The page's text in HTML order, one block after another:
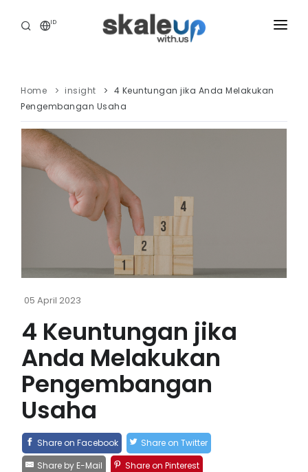
ID
BUSINESS HEALTH SCANNING
HOW WE HELP
INSIGHT
ABOUT
TOOLS ASSESSMENT
Home insight
4 Keuntungan jika Anda Melakukan
Pengembangan Usaha
05 April 2023
4 Keuntungan jika
Anda Melakukan
Pengembangan
Usaha
Share on Facebook
Share on Twitter
Share by E-Mail
Share on Pinterest